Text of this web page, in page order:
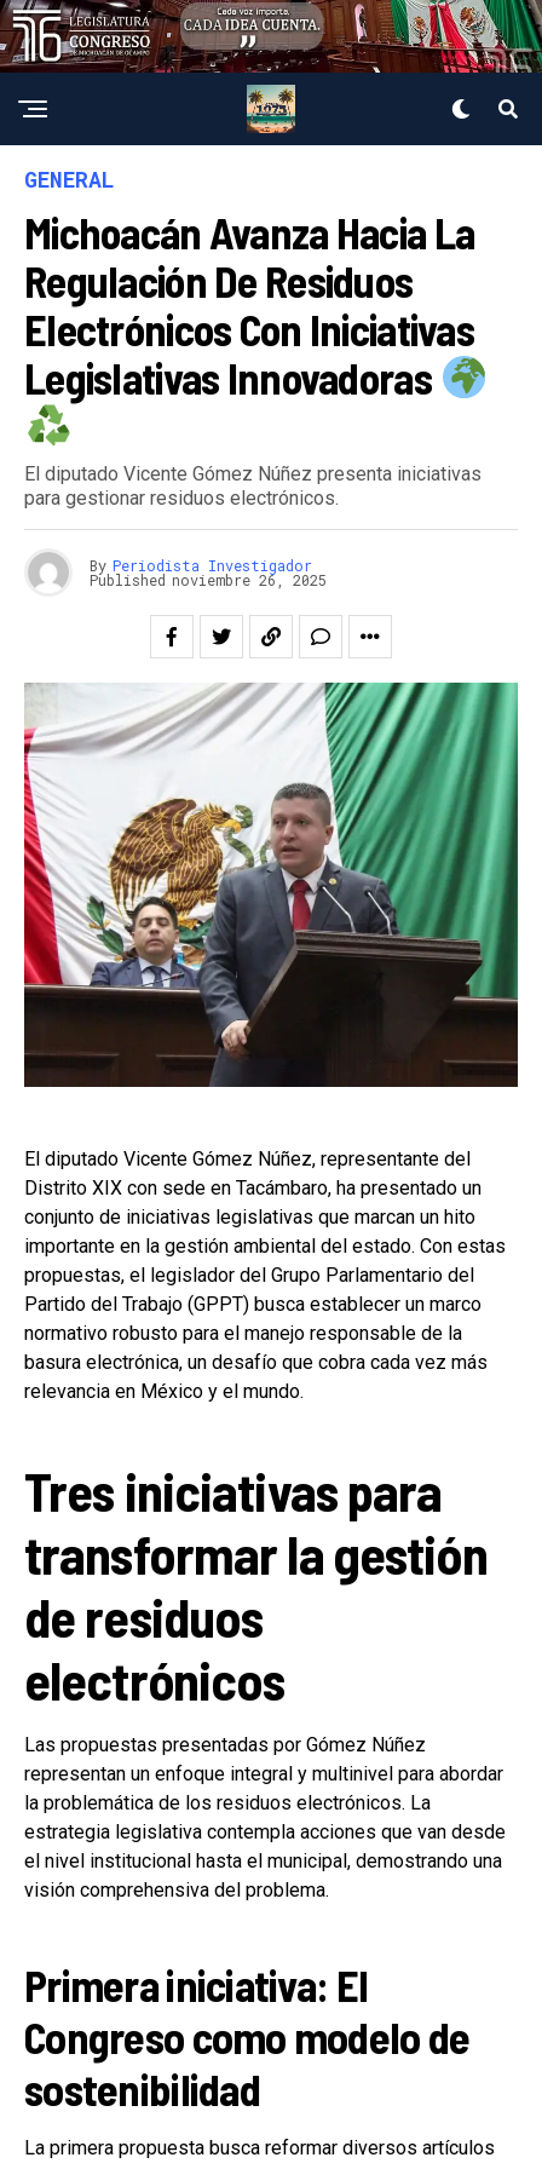
GENERAL
Michoacán Avanza Hacia La
Regulación De Residuos
Electrónicos Con Iniciativas
Legislativas Innovadoras
El diputado Vicente Gómez Núñez presenta iniciativas
para gestionar residuos electrónicos.
By Periodista Investigador
Published noviembre 26, 2025
El diputado Vicente Gómez Núñez, representante del
Distrito XIX con sede en Tacámbaro, ha presentado un
conjunto de iniciativas legislativas que marcan un hito
importante en la gestión ambiental del estado. Con estas
propuestas, el legislador del Grupo Parlamentario del
Partido del Trabajo (GPPT) busca establecer un marco
normativo robusto para el manejo responsable de la
basura electrónica, un desafío que cobra cada vez más
relevancia en México y el mundo.
Tres iniciativas para
transformar la gestión
de residuos
electrónicos
Las propuestas presentadas por Gómez Núñez
representan un enfoque integral y multinivel para abordar
la problemática de los residuos electrónicos. La
estrategia legislativa contempla acciones que van desde
el nivel institucional hasta el municipal, demostrando una
visión comprehensiva del problema.
Primera iniciativa: El
Congreso como modelo de
sostenibilidad
La primera propuesta busca reformar diversos artículos